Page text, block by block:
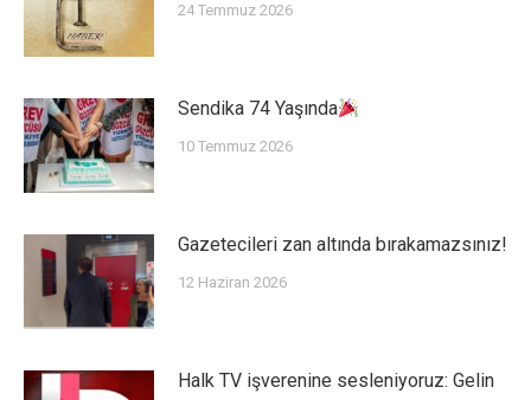
24 Temmuz 2026
Sendika 74 Yaşında
10 Temmuz 2026
Gazetecileri zan altında bırakamazsınız!
12 Haziran 2026
Halk TV işverenine sesleniyoruz: Gelin